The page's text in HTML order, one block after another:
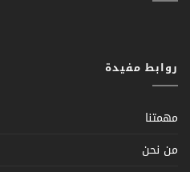
روابط مفيدة
مهمتنا
من نحن